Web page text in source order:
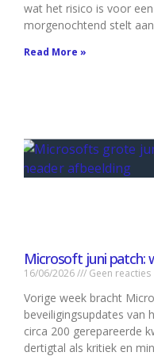
wat het risico is voor
morgenochtend stelt
Read More »
Microsoft juni patch:
16/06/2026 Geen reacties
Vorige week bracht
beveiligingsupdates van
circa 200 gerepareerde
dertigtal als kritiek en